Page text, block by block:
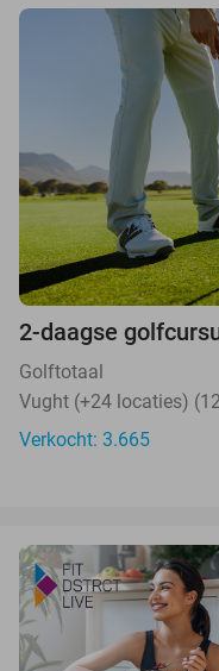
2-daagse
Golftotaal
Vught (+24 locaties)
Verkocht: 3.665